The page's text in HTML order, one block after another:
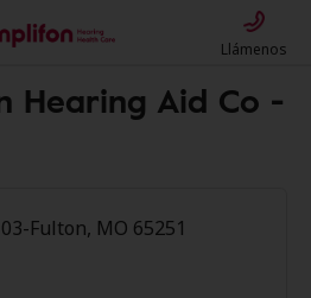
Llámenos
Hearing Aid Co -
Fulton, MO 65251